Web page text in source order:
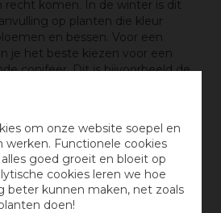
om onze website soepel en
werken. Functionele cookies
goed groeit en bloeit op
cookies leren we hoe
beter kunnen maken, net zoals
doen!
recht komen. In de winter is dit
op planten die kleur
en bessen. Voor een
je het beste kiezen voor een
conifeer. Dit is bijvoorbeeld de
voor het behoud van de